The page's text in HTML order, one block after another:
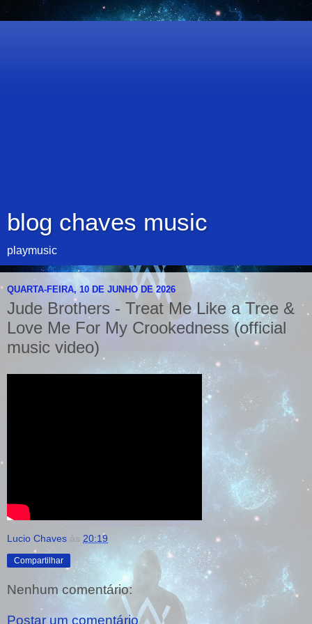
blog chaves music
playmusic
QUARTA-FEIRA, 10 DE JUNHO DE 2026
Jude Brothers - Treat Me Like a Tree &
Love Me For My Crookedness (official
music video)
Lucio Chaves às 20:19
Compartilhar
Nenhum comentário:
Postar um comentário